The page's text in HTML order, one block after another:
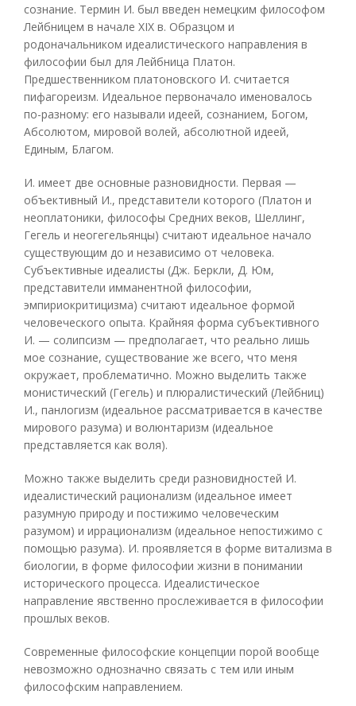
сознание. Термин И. был введен немецким философом
Лейбницем в начале XIX в. Образцом и
родоначальником идеалистического направления в
философии был для Лейбница Платон.
Предшественником платоновского И. считается
пифагореизм. Идеальное первоначало именовалось
по-разному: его называли идеей, сознанием, Богом,
Абсолютом, мировой волей, абсолютной идеей,
Единым, Благом.
И. имеет две основные разновидности. Первая —
объективный И., представители которого (Платон и
неоплатоники, философы Средних веков, Шеллинг,
Гегель и неогегельянцы) считают идеальное начало
существующим до и независимо от человека.
Субъективные идеалисты (Дж. Беркли, Д. Юм,
представители имманентной философии,
эмпириокритицизма) считают идеальное формой
человеческого опыта. Крайняя форма субъективного
И. — солипсизм — предполагает, что реально лишь
мое сознание, существование же всего, что меня
окружает, проблематично. Можно выделить также
монистический (Гегель) и плюралистический (Лейбниц)
И., панлогизм (идеальное рассматривается в качестве
мирового разума) и волюнтаризм (идеальное
представляется как воля).
Можно также выделить среди разновидностей И.
идеалистический рационализм (идеальное имеет
разумную природу и постижимо человеческим
разумом) и иррационализм (идеальное непостижимо с
помощью разума). И. проявляется в форме витализма в
биологии, в форме философии жизни в понимании
исторического процесса. Идеалистическое
направление явственно прослеживается в философии
прошлых веков.
Современные философские концепции порой вообще
невозможно однозначно связать с тем или иным
философским направлением.